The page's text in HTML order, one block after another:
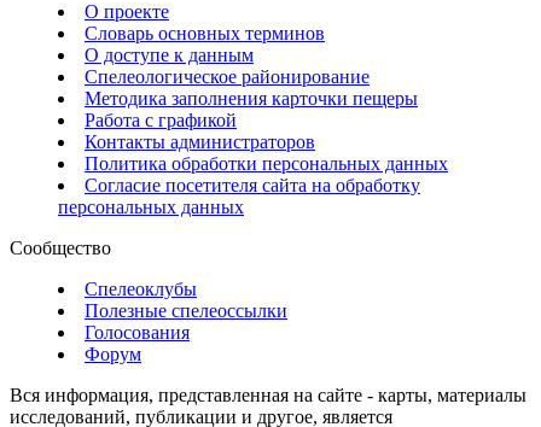
О проекте
Словарь основных терминов
О доступе к данным
Спелеологическое районирование
Методика заполнения карточки пещеры
Работа с графикой
Контакты администраторов
Политика обработки персональных данных
Согласие посетителя сайта на обработку
персональных данных
Сообщество
Спелеоклубы
Полезные спелеоссылки
Голосования
Форум
Вся информация, представленная на сайте - карты, материалы
исследований, публикации и другое, является